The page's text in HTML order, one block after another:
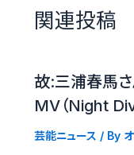
関連投稿
故:三浦春馬さ
MV（Night
芸能ニュース / By